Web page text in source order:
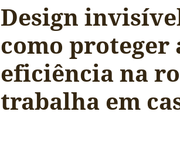
Design
como proteger
eficiência na
trabalha em